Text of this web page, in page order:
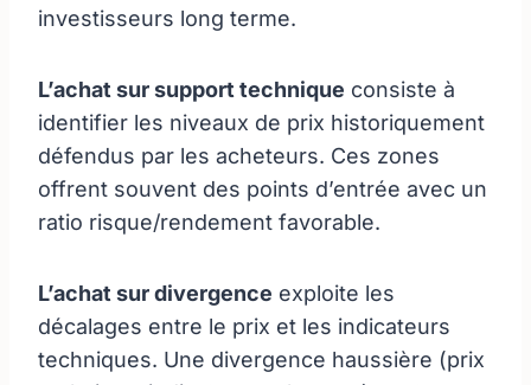
investisseurs long terme.
L’achat sur support technique consiste à
identifier les niveaux de prix historiquement
défendus par les acheteurs. Ces zones
offrent souvent des points d’entrée avec un
ratio risque/rendement favorable.
L’achat sur divergence exploite les
décalages entre le prix et les indicateurs
techniques. Une divergence haussière (prix